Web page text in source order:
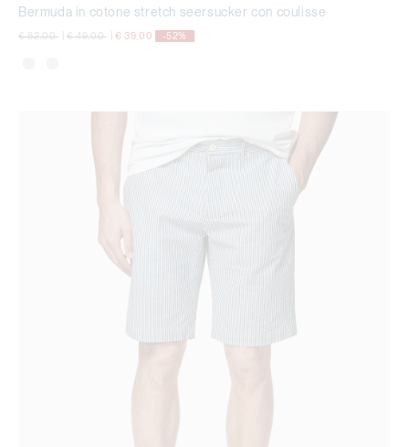
Bermuda in cotone stretch seersucker con coulisse
Price reduced from
€ 82,00toPrice reduced from
€ 49,00to € 39,00 -52%